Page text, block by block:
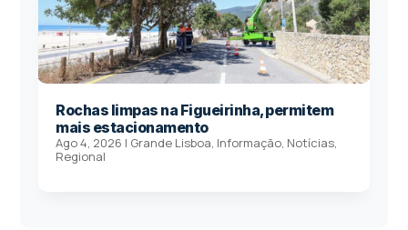
Rochas limpas na Figueirinha, permitem
mais estacionamento
Ago 4, 2026 | Grande Lisboa, Informação, Notícias,
Regional